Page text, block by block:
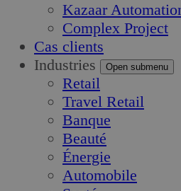
Kazaar
Complex Project
Cas clients
Industries
Open submenu
Retail
Travel Retail
Banque
Beauté
Énergie
Automobile